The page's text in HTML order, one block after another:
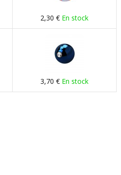
2,30 € En stock
3,70 € En stock